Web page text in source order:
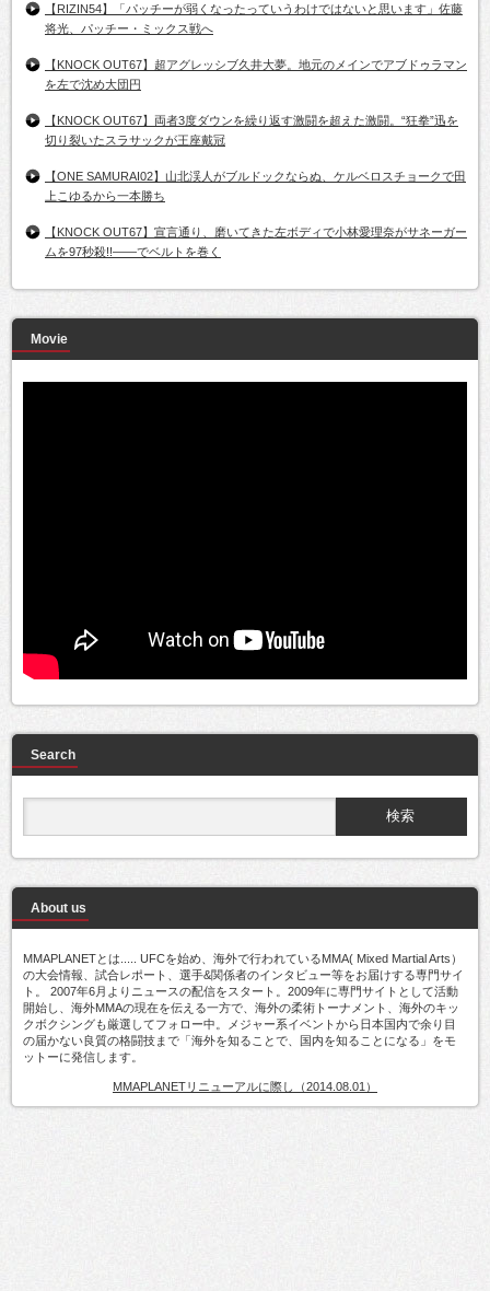
【RIZIN54】「パッチーが弱くなったっていうわけではないと思います」佐藤
将光、パッチー・ミックス戦へ
【KNOCK OUT67】超アグレッシブ久井大夢。地元のメインでアブドゥラマン
を左で沈め大団円
【KNOCK OUT67】両者3度ダウンを繰り返す激闘を超えた激闘。“狂拳”迅を
切り裂いたスラサックが王座戴冠
【ONE SAMURAI02】山北渓人がブルドックならぬ、ケルベロスチョークで田
上こゆるから一本勝ち
【KNOCK OUT67】宣言通り、磨いてきた左ボディで小林愛理奈がサネーガー
ムを97秒殺!!――でベルトを巻く
Movie
Search
About us
MMAPLANETとは..... UFCを始め、海外で行われているMMA( Mixed Martial Arts）
の大会情報、試合レポート、選手&関係者のインタビュー等をお届けする専門サイ
ト。 2007年6月よりニュースの配信をスタート。2009年に専門サイトとして活動
開始し、海外MMAの現在を伝える一方で、海外の柔術トーナメント、海外のキッ
クボクシングも厳選してフォロー中。メジャー系イベントから日本国内で余り目
の届かない良質の格闘技まで「海外を知ることで、国内を知ることになる」をモ
ットーに発信します。
MMAPLANETリニューアルに際し（2014.08.01）